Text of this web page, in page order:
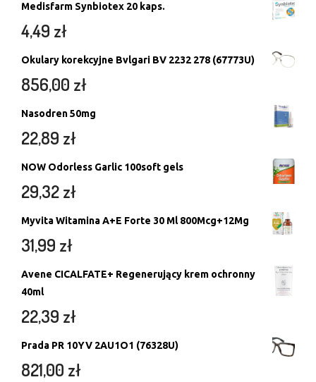
Medisfarm Synbiotex 20 kaps.
4,49 zł
Okulary korekcyjne Bvlgari BV 2232 278 (67773U)
856,00 zł
Nasodren 50mg
22,89 zł
NOW Odorless Garlic 100soft gels
29,32zł
Myvita Witamina A+E Forte 30 Ml 800Mcg+12Mg
31,99 zł
Avene CICALFATE+ Regenerujący krem ochronny
40ml
22,39 zł
Prada PR 10YV 2AU1O1 (76328U)
821,00 zł